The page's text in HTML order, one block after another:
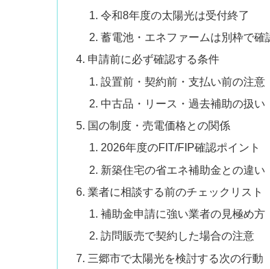
令和8年度の太陽光は受付終了
蓄電池・エネファームは別枠で確
申請前に必ず確認する条件
設置前・契約前・支払い前の注意
中古品・リース・過去補助の扱い
国の制度・売電価格との関係
2026年度のFIT/FIP確認ポイント
新築住宅の省エネ補助金との違い
業者に相談する前のチェックリスト
補助金申請に強い業者の見極め方
訪問販売で契約した場合の注意
三郷市で太陽光を検討する次の行動